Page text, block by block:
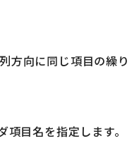
方向に同じ項目の繰り
目名を指定します。